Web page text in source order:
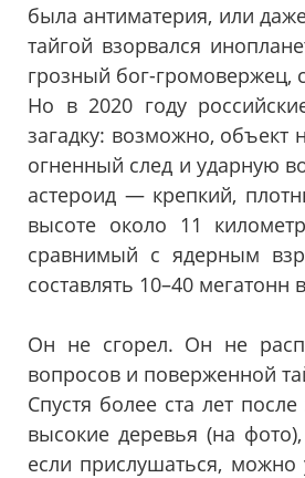
была антиматерия, или
тайгой взорвался
грозный бог-
Но в 2020 году
загадку: возможно, объект
огненный след и ударную
астероид — крепкий,
высоте около 11
сравнимый с ядерным
составлять 10–40 мегатонн
Он не сгорел. Он не
вопросов и поверженной
Спустя более ста лет
высокие деревья (на
если прислушаться,